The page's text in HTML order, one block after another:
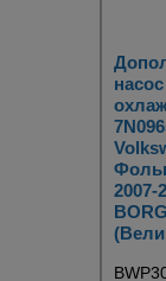
2007-